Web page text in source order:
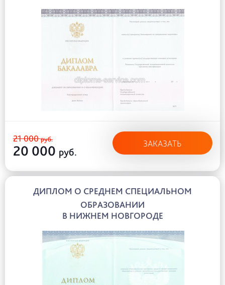
21 000руб.
20 000 руб.
ЗАКАЗАТЬ
ДИПЛОМ О СРЕДНЕМ СПЕЦИАЛЬНОМ
ОБРАЗОВАНИИ
В НИЖНЕМ НОВГОРОДЕ